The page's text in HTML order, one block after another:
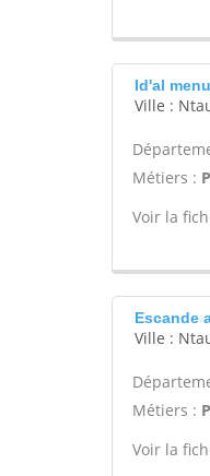
Id'al
Ville :
Métiers :
Voir la
Escande
Ville :
Métiers :
Voir la